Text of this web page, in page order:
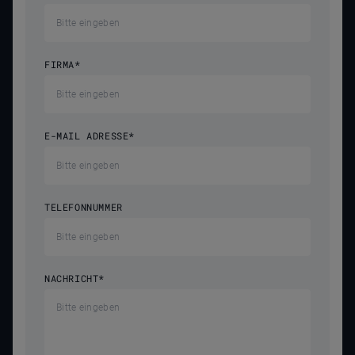
FIRMA*
E-MAIL ADRESSE*
TELEFONNUMMER
NACHRICHT*